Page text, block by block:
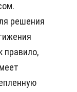
решения
правило,